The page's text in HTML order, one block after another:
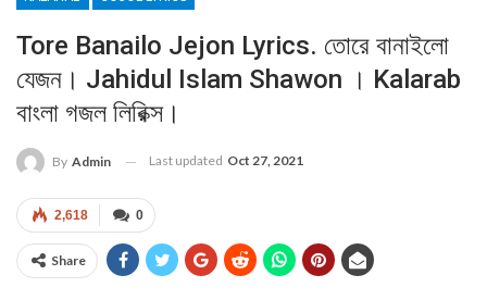
Tore Banailo Jejon Lyrics. তোরে বানাইলো
যেজন। Jahidul Islam Shawon । Kalarab
বাংলা গজল লিরিক্স।
By Admin Last updated Oct 27, 2021
0
2,618
Share